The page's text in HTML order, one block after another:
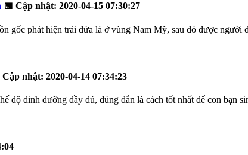
📅 Cập nhật: 2020-04-15 07:30:27
gốc phát hiện trái dứa là ở vùng Nam Mỹ, sau đó được người
Cập nhật: 2020-04-14 07:34:23
dinh dưỡng đầy đủ, đúng đắn là cách tốt nhất để con bạn